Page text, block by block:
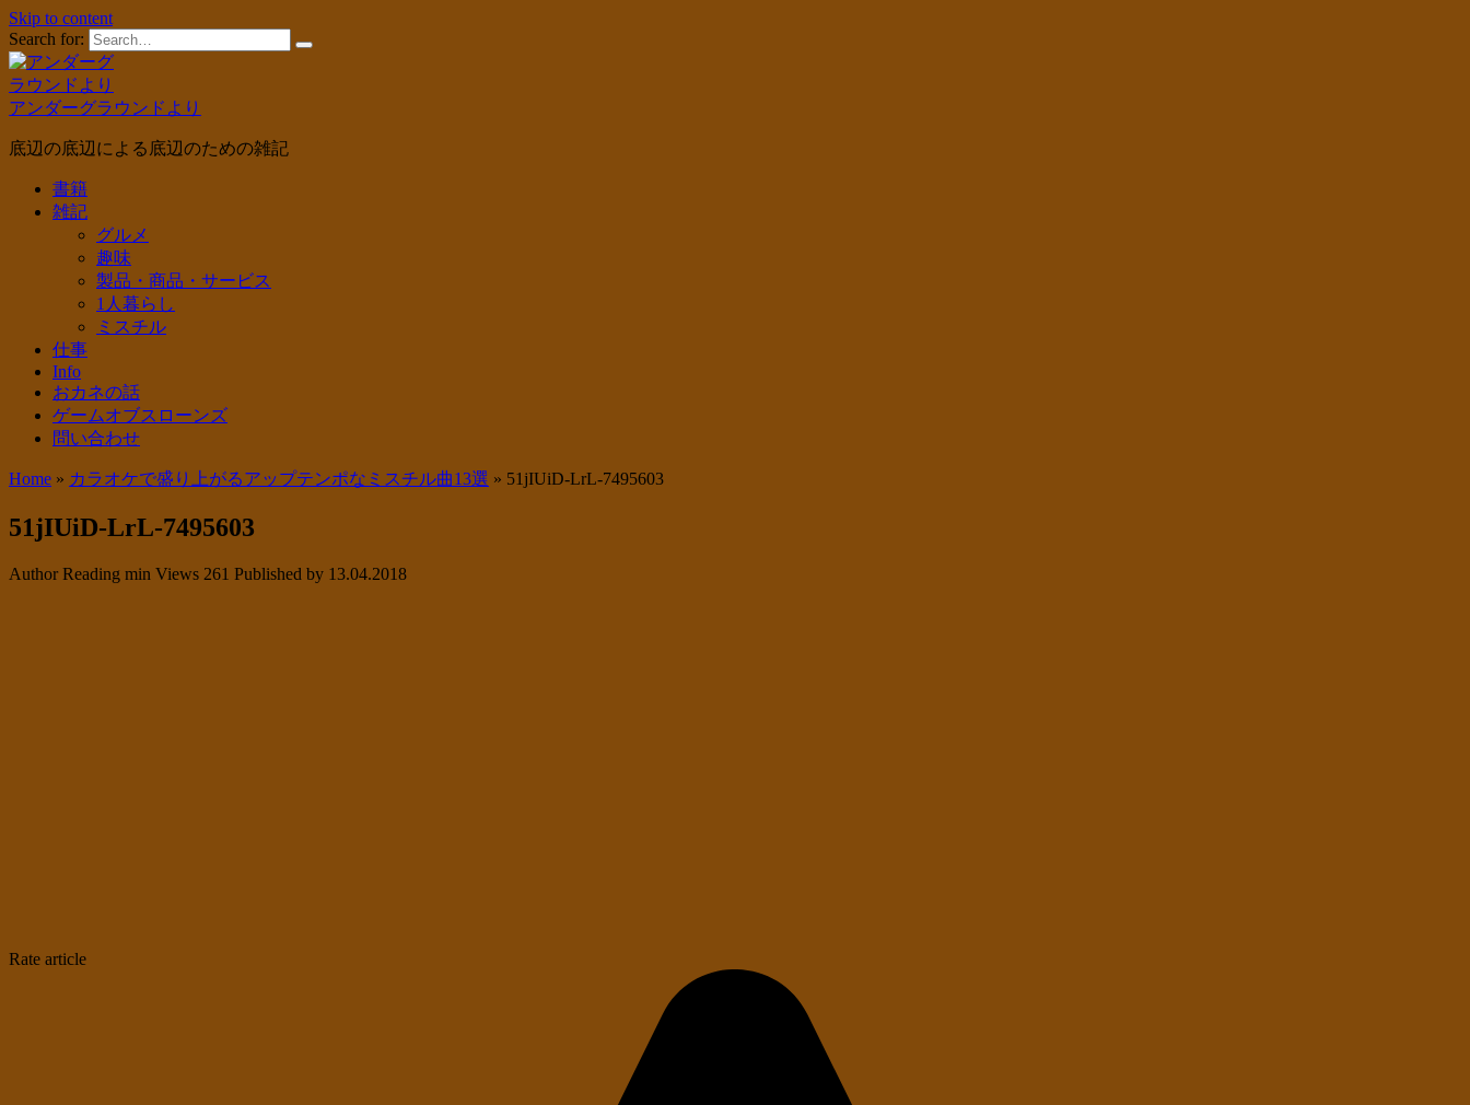
Skip to content
Search for:
アンダーグラウンドより
底辺の底辺による底辺のための雑記
書籍
雑記
グルメ
趣味
製品・商品・サービス
1人暮らし
ミスチル
仕事
Info
おカネの話
ゲームオブスローンズ
問い合わせ
Home » カラオケで盛り上がるアップテンポなミスチル曲13選 » 51jIUiD-LrL-7495603
51jIUiD-LrL-7495603
Author Reading min Views 261 Published by 13.04.2018
Rate article